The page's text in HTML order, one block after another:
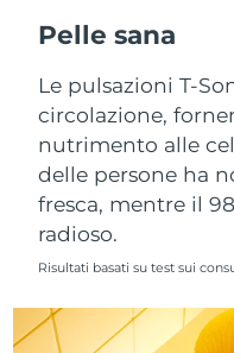
Pelle sana
Le pulsazioni T-
circolazione,
nutrimento alle
delle persone ha
fresca, mentre il
radioso.
Risultati basati su test sui
Slovacchia
Slovenia
Sudafrica
Corea del Sud
Spagna
Svezia